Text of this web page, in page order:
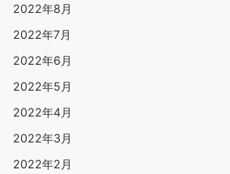
2022年8月
2022年7月
2022年6月
2022年5月
2022年4月
2022年3月
2022年2月